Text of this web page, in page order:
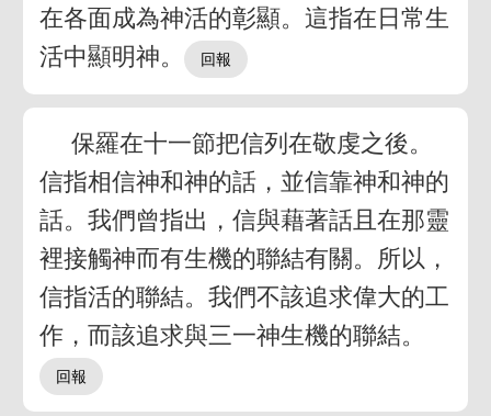
在各面成為神活的彰顯。這指在日常生
活中顯明神。
保羅在十一節把信列在敬虔之後。
信指相信神和神的話，並信靠神和神的
話。我們曾指出，信與藉著話且在那靈
裡接觸神而有生機的聯結有關。所以，
信指活的聯結。我們不該追求偉大的工
作，而該追求與三一神生機的聯結。